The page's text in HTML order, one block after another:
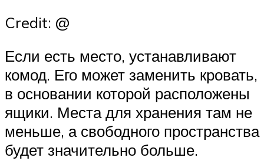
Credit: @
Если есть место, устанавливают
комод. Его может заменить кровать,
в основании которой расположены
ящики. Места для хранения там не
меньше, а свободного пространства
будет значительно больше.